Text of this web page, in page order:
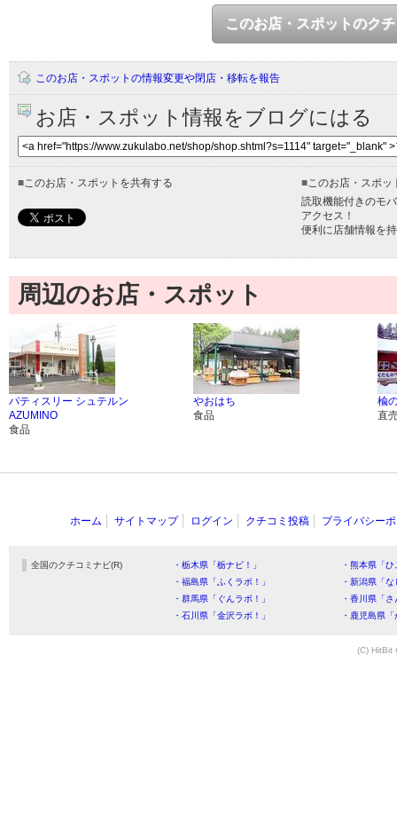
このお店・スポットのク
このお店・スポットの情報変更や閉店・移転を報告
お店・スポット情報をブログにはる
■このお店・スポットを共有する ■このお店・スポッ
読取機能付きのモ
アクセス！
便利に店舗情報を
周辺のお店・スポット
パティスリー シュテルン
AZUMINO
食品
やおはち
食品
楡
直
ホーム サイトマップ ログイン クチコミ投稿 プライバシー
全国のクチコミナビ(R) ・栃木県「栃ナビ！」
・熊本県「
・福島県「ふくラボ！」
・新潟県「
・群馬県「ぐんラボ！」
・香川県「
・石川県「金沢ラボ！」
・鹿児島県
(C) HitBit